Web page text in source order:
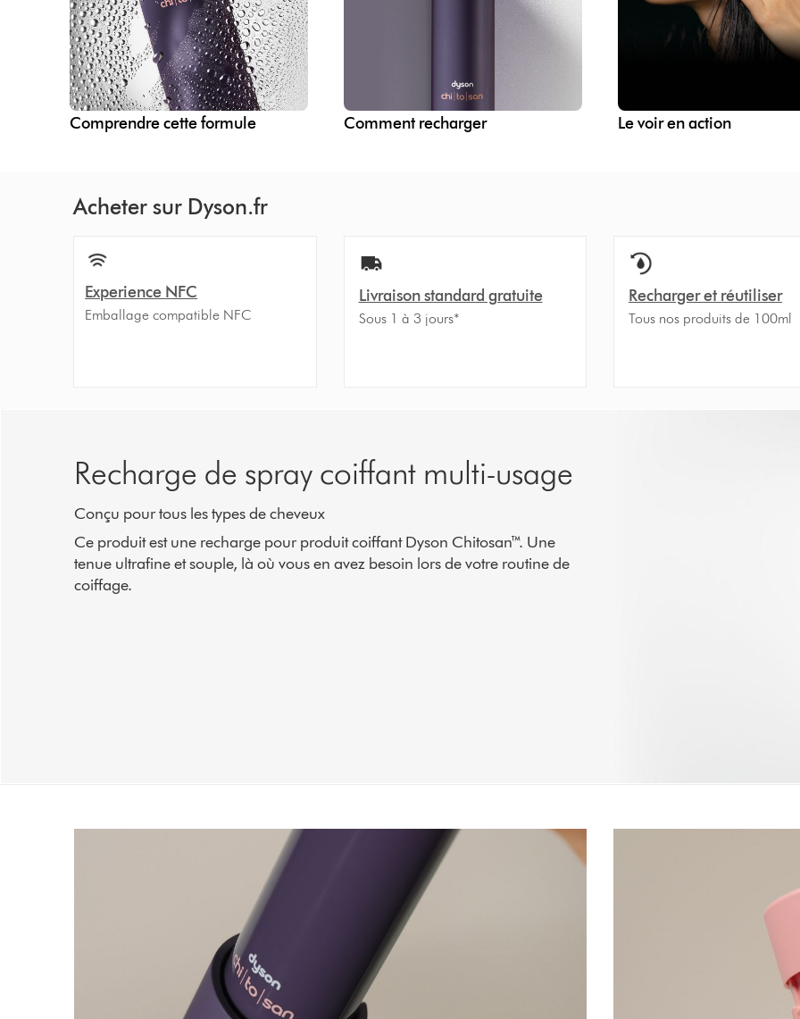
Comprendre cette formule Comment recharger Le voir en action
Acheter sur Dyson.fr
Experience NFC
Emballage compatible NFC
Livraison standard gratuite
Sous 1 à 3 jours*
Recharger et réutiliser
Tous nos produits de 100ml
Recharge de spray coiffant multi-usage
Conçu pour tous les types de cheveux
Ce produit est une recharge pour produit coiffant Dyson Chitosan™. Une
tenue ultrafine et souple, là où vous en avez besoin lors de votre routine de
coiffage.